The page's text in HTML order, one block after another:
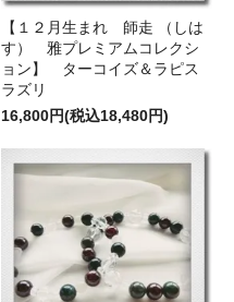
【１２月生まれ 師走 （しは
す） 雅プレミアムコレクシ
ョン】 ターコイズ＆ラピス
ラズリ
16,800円(税込18,480円)